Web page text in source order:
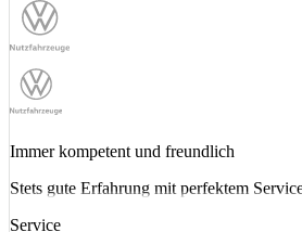
Immer kompetent und freundlich
Stets gute Erfahrung mit perfektem
Service